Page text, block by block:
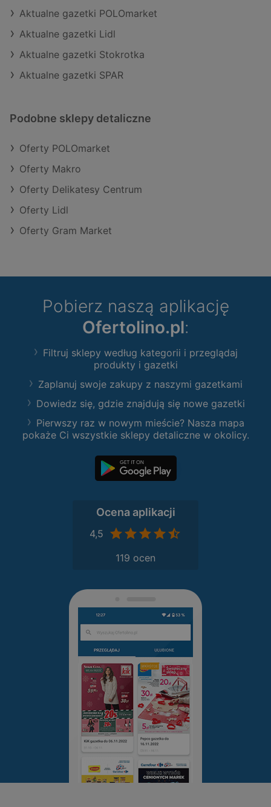
Aktualne gazetki POLOmarket
Aktualne gazetki Lidl
Aktualne gazetki Stokrotka
Aktualne gazetki SPAR
Podobne sklepy detaliczne
Oferty POLOmarket
Oferty Makro
Oferty Delikatesy Centrum
Oferty Lidl
Oferty Gram Market
Pobierz naszą aplikację
Ofertolino.pl:
Filtruj sklepy według kategorii i przeglądaj
produkty i gazetki
Zaplanuj swoje zakupy z naszymi gazetkami
Dowiedz się, gdzie znajdują się nowe gazetki
Pierwszy raz w nowym mieście? Nasza mapa
pokaże Ci wszystkie sklepy detaliczne w okolicy.
Ocena aplikacji
4,5
119 ocen